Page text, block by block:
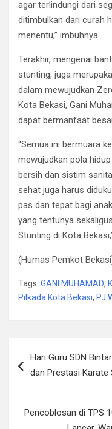
agar terlindungi dari
ditimbulkan dari curah
menentu,” imbuhnya.
Terakhir, mengenai
stunting, juga
dalam mewujudkan
Kota Bekasi, Gani
dapat bermanfaat
“Semua ini bermuara
mewujudkan pola
bersih dan sistim
sehat juga harus
pas dan tepat bagi
yang tentunya
Stunting di Kota
(Humas Pemkot
Tags: GANI MUHAMAD,
Pilkada Kota Bekasi, PJ
navigation
Hari Guru SDN
dan Prestasi Karate
Pencoblosan di TPS